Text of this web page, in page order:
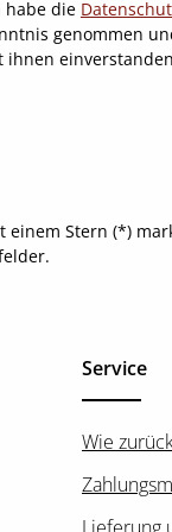
habe die
genommen
ihnen
einem Stern (*)
Service
Wie